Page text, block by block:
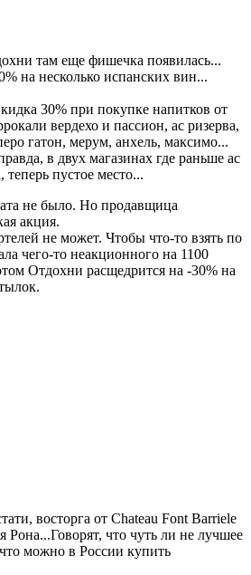
там еще фишечка появилась...
на несколько испанских вин...
30% при покупке напитков от
вердехо и пассион, ас ризерва,
гатон, мерум, анхель, максимо...
в двух магазинах где раньше ас
теперь пустое место...
не было. Но продавщица
акция.
не может. Чтобы что-то взять по
чего-то неакционного на 1100
Отдохни расщедрится на -30% на
восторга от Chateau Font Barriele
Рона...Говорят, что чуть ли не лучшее
можно в России купить